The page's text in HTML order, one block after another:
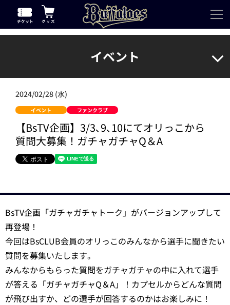
イベント
2024/02/28 (水)
イベント ファンクラブ
【BsTV企画】3/3､9､10にてオリっこから
質問大募集！ガチャガチャQ＆A
BsTV企画「ガチャガチャトーク」がバージョンアップして
再登場！
今回はBsCLUB会員のオリっこのみんなから選手に聞きたい
質問を募集いたします。
みんなからもらった質問をガチャガチャの中に入れて選手
が答える「ガチャガチャQ＆A」！カプセルからどんな質問
が飛び出すか、どの選手が回答するのかはお楽しみに！